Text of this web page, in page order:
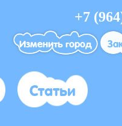
+7
Изменить город
Статьи